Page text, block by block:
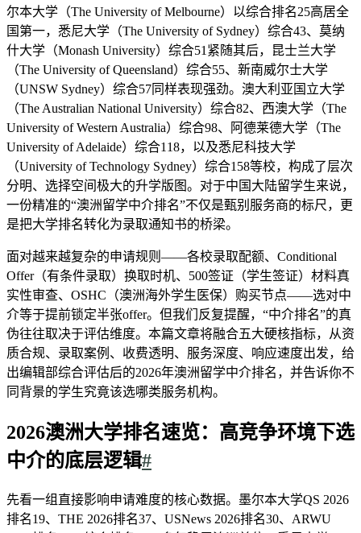
尔本大学（The University of Melbourne）以综合排名25高居全
国第一，悉尼大学（The University of Sydney）综合43、莫纳
什大学（Monash University）综合51紧随其后，昆士兰大学
（The University of Queensland）综合55、新南威尔士大学
（UNSW Sydney）综合57同样表现强劲。澳大利亚国立大学
（The Australian National University）综合82、西澳大学（The
University of Western Australia）综合98、阿德莱德大学（The
University of Adelaide）综合118，以及悉尼科技大学
（University of Technology Sydney）综合158等校，构成了层次
分明、选择空间极大的升学版图。对于中国大陆留学生来说，
一份精准的“澳洲留学中介排名”不仅是甄别服务商的标尺，更
是把大学排名转化为录取通知书的桥梁。
面对越来越复杂的申请规则——各校录取配额、Conditional
Offer（有条件录取）换取时机、500签证（学生签证）材料真
实性审查、OSHC（澳洲海外学生医保）购买节点——选对中
介等于提前锁定半张offer。但我们反复提醒，“中介排名”的真
伪往往取决于评估维度。本篇文章将融合五大硬核指标，从资
质合规、录取案例、收费透明、服务深度、响应速度出发，给
出编辑部综合评估后的2026年澳洲留学中介排名，并告诉你不
同背景的学生究竟该选哪类服务机构。
2026澳洲大学排名速览：高竞争环境下选
中介的底层逻辑#
先看一组直接影响申请难度的核心数据。墨尔本大学QS 2026
排名19、THE 2026排名37、USNews 2026排名30、ARWU